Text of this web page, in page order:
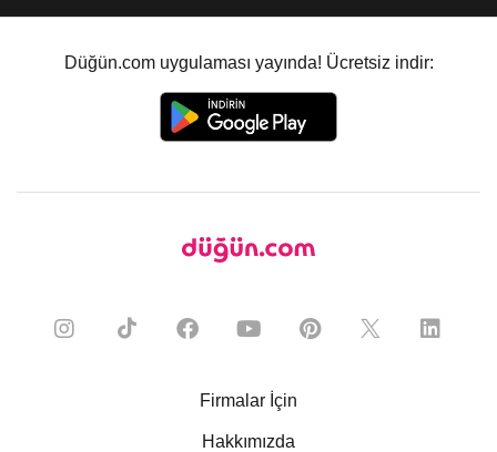
Düğün.com uygulaması yayında! Ücretsiz indir:
Firmalar İçin
Hakkımızda